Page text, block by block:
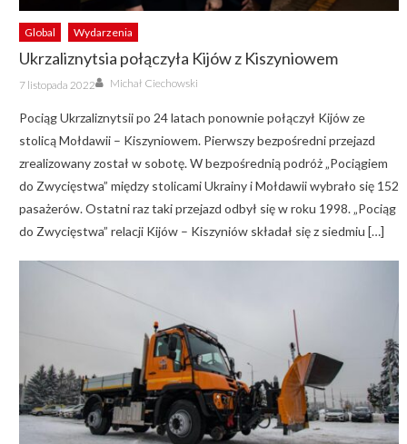
Global Wydarzenia
Ukrzaliznytsia połączyła Kijów z Kiszyniowem
Posted
on
7 listopada 2022 Author
Michał Ciechowski
Pociąg Ukrzaliznytsii po 24 latach ponownie połączył Kijów ze
stolicą Mołdawii – Kiszyniowem. Pierwszy bezpośredni przejazd
zrealizowany został w sobotę. W bezpośrednią podróż „Pociągiem
do Zwycięstwa” między stolicami Ukrainy i Mołdawii wybrało się 152
pasażerów. Ostatni raz taki przejazd odbył się w roku 1998. „Pociąg
do Zwycięstwa” relacji Kijów – Kiszyniów składał się z siedmiu […]